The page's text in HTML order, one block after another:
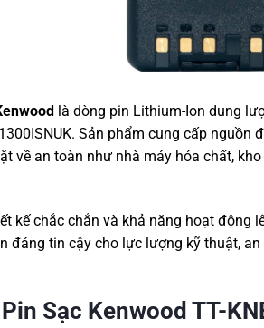
là dòng pin Lithium-Ion dung
Sản phẩm cung cấp
về an toàn như nhà máy hóa chất,
kế chắc chắn và khả năng hoạt động
đáng tin cậy cho lực lượng kỹ thuật,
Sạc Kenwood TT-